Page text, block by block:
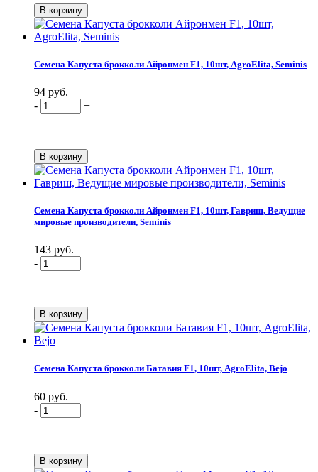
Семена Капуста брокколи Айронмен F1, 10шт, AgroElita, Seminis
94 руб.
-
+
Семена Капуста брокколи Айронмен F1, 10шт, Гавриш, Ведущие
мировые производители, Seminis
143 руб.
-
+
Семена Капуста брокколи Батавия F1, 10шт, AgroElita, Bejo
60 руб.
-
+